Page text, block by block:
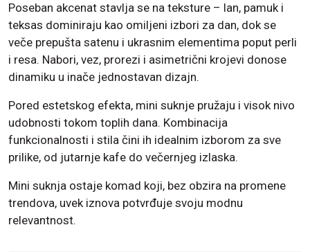
Poseban akcenat stavlja se na teksture – lan, pamuk i
teksas dominiraju kao omiljeni izbori za dan, dok se
veče prepušta satenu i ukrasnim elementima poput perli
i resa. Nabori, vez, prorezi i asimetrični krojevi donose
dinamiku u inače jednostavan dizajn.
Pored estetskog efekta, mini suknje pružaju i visok nivo
udobnosti tokom toplih dana. Kombinacija
funkcionalnosti i stila čini ih idealnim izborom za sve
prilike, od jutarnje kafe do večernjeg izlaska.
Mini suknja ostaje komad koji, bez obzira na promene
trendova, uvek iznova potvrđuje svoju modnu
relevantnost.